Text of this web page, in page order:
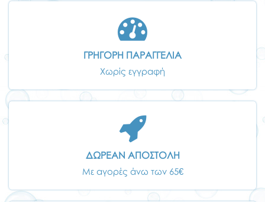
ΓΡΗΓΟΡΗ ΠΑΡΑΓΓΕΛΙΑ
Χωρίς εγγραφή
ΔΩΡΕΑΝ ΑΠΟΣΤΟΛΗ
Με αγορές άνω των 65€